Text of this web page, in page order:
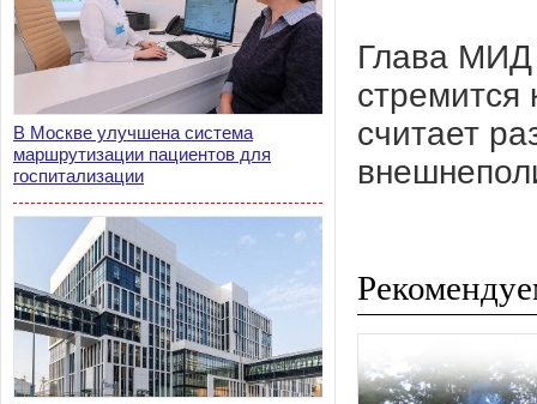
В Москве улучшена система
маршрутизации пациентов для
госпитализации
Глава МИД
считает